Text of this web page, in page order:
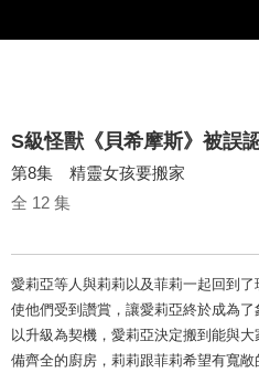
第8集 精靈女孩要搬家
全 12 集
愛莉亞等人與莉莉以及菲莉一起回到
使他們受到讚賞，讓愛莉亞終於成為
以升級為契機，愛莉亞決定搬到能與
備齊全的廚房，莉莉跟菲莉希望有寬